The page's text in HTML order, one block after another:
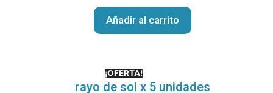
Añadir al carrito
¡OFERTA!
rayo de sol x 5 unidades